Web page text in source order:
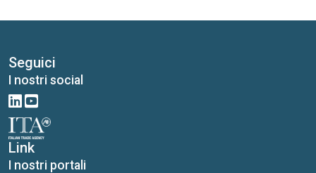
Seguici
I nostri social
Link
I nostri portali